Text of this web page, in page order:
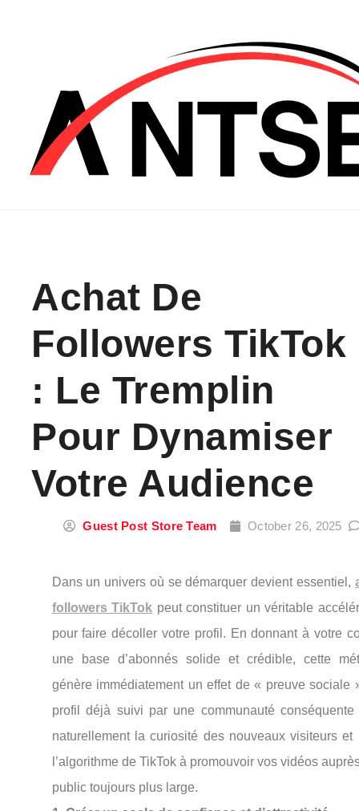
Achat De
Followers TikTok
: Le Tremplin
Pour Dynamiser
Votre Audience
Guest Post Store Team October 26, 2025
Dans un univers où se démarquer devient essentiel,
followers TikTok peut constituer un véritable
pour faire décoller votre profil. En donnant à votre
une base d’abonnés solide et crédible, cette
génère immédiatement un effet de « preuve sociale
profil déjà suivi par une communauté conséquente
naturellement la curiosité des nouveaux visiteurs et
l’algorithme de TikTok à promouvoir vos vidéos
public toujours plus large.